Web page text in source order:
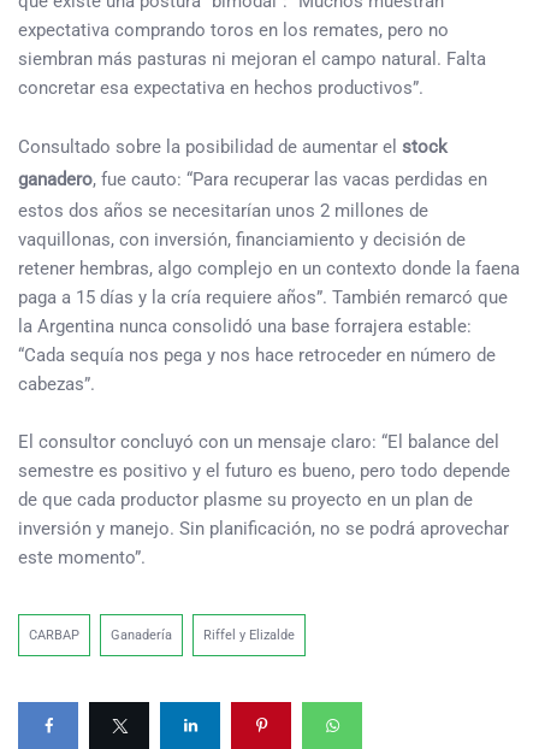
expectativa comprando toros en los remates, pero no
siembran más pasturas ni mejoran el campo natural. Falta
concretar esa expectativa en hechos productivos”.
Consultado sobre la posibilidad de aumentar el stock
ganadero, fue cauto: “Para recuperar las vacas perdidas en
estos dos años se necesitarían unos 2 millones de
vaquillonas, con inversión, financiamiento y decisión de
retener hembras, algo complejo en un contexto donde la faena
paga a 15 días y la cría requiere años”. También remarcó que
la Argentina nunca consolidó una base forrajera estable:
“Cada sequía nos pega y nos hace retroceder en número de
cabezas”.
El consultor concluyó con un mensaje claro: “El balance del
semestre es positivo y el futuro es bueno, pero todo depende
de que cada productor plasme su proyecto en un plan de
inversión y manejo. Sin planificación, no se podrá aprovechar
este momento”.
CARBAP Ganadería Riffel y Elizalde